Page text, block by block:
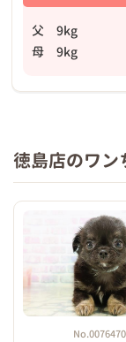
父 9kg
母 9kg
徳島店のワン